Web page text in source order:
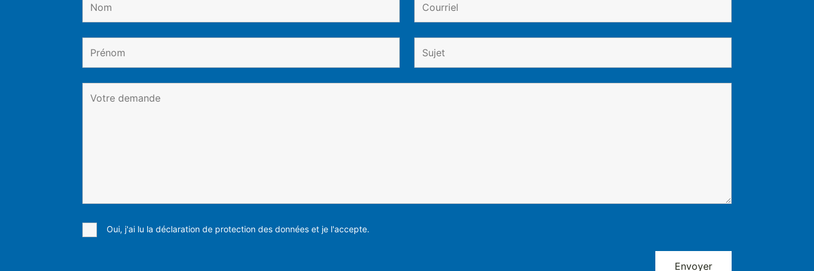
Oui, j'ai lu la déclaration de protection des données et je l'accepte.